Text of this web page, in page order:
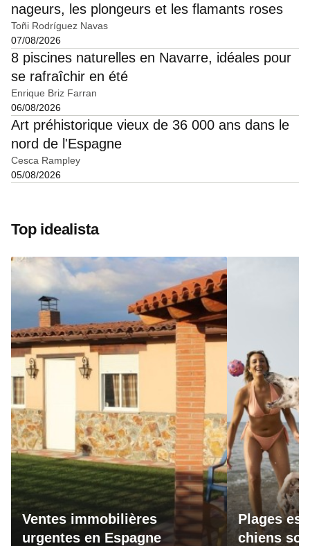
nageurs, les plongeurs et les flamants roses
Toñi Rodríguez Navas
07/08/2026
8 piscines naturelles en Navarre, idéales pour
se rafraîchir en été
Enrique Briz Farran
06/08/2026
Art préhistorique vieux de 36 000 ans dans le
nord de l'Espagne
Cesca Rampley
05/08/2026
Top idealista
Ventes immobilières
urgentes en Espagne
Plages
chiens